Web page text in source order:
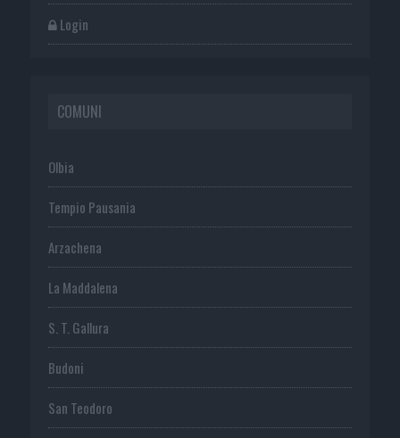
Login
COMUNI
Olbia
Tempio Pausania
Arzachena
La Maddalena
S. T. Gallura
Budoni
San Teodoro